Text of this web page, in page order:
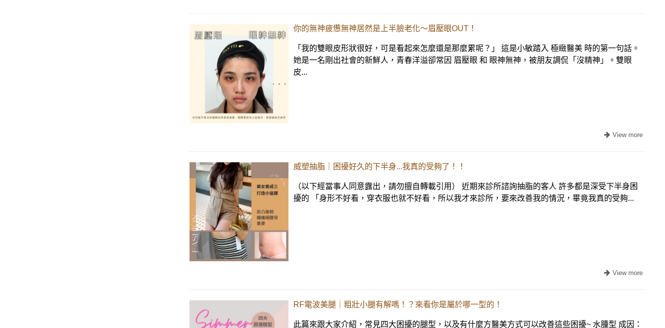
你的無神疲憊無神居然是上半臉老化～眉壓眼OUT！
「我的雙眼皮形狀很好，可是看起來怎麼還是那麼累呢？」 這是小敏踏入 極緻醫美 時的第一句話。
她是一名剛出社會的新鮮人，青春洋溢卻常因 眉壓眼 和 眼神無神，被朋友調侃「沒精神」。雙眼
皮...
威塑抽脂｜困擾好久的下半身...我真的受夠了！！
（以下經當事人同意露出，請勿擅自轉載引用） 近期來診所諮詢抽脂的客人 許多都是深受下半身困
擾的 「身形不好看，穿衣服也就不好看，所以我才來診所，要來改善我的情況，畢竟我真的受夠...
RF電波美腿｜粗壯小腿有解嗎！？來看你是屬於哪一型的！
此篇來跟大家介紹，常見四大困擾的腿型，以及有什麼方醫美方式可以改善這些困擾~ 水腫型 成因：